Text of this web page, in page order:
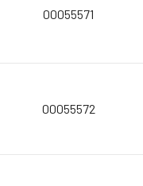
00055571
00055572